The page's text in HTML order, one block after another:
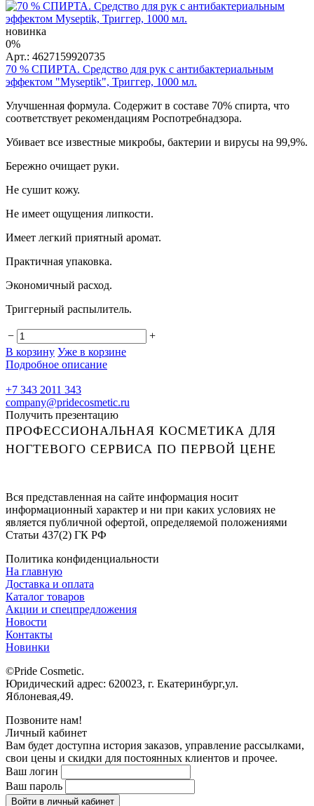
новинка
0%
Арт.: 4627159920735
70 % СПИРТА. Средство для рук с антибактериальным
эффектом "Myseptik", Триггер, 1000 мл.
Улучшенная формула. Содержит в составе 70% спирта, что
соответствует рекомендациям Роспотребнадзора.
Убивает все известные микробы, бактерии и вирусы на 99,9%.
Бережно очищает руки.
Не сушит кожу.
Не имеет ощущения липкости.
Имеет легкий приятный аромат.
Практичная упаковка.
Экономичный расход.
Триггерный распылитель.
−
+
В корзину Уже в корзине
Подробное описание
+7 343 2011 343
company@pridecosmetic.ru
Получить презентацию
ПРОФЕССИОНАЛЬНАЯ КОСМЕТИКА ДЛЯ
НОГТЕВОГО СЕРВИСА ПО ПЕРВОЙ ЦЕНЕ
Вся представленная на сайте информация носит
информационный характер и ни при каких условиях не
является публичной офертой, определяемой положениями
Статьи 437(2) ГК РФ
Политика конфиденциальности
На главную
Доставка и оплата
Каталог товаров
Акции и спецпредложения
Новости
Контакты
Новинки
©Pride Cosmetic.
Юридический адрес: 620023, г. Екатеринбург,ул.
Яблоневая,49.
Позвоните нам!
Личный кабинет
Вам будет доступна история заказов, управление рассылками,
свои цены и скидки для постоянных клиентов и прочее.
Ваш логин
Ваш пароль
Войти в личный кабинет